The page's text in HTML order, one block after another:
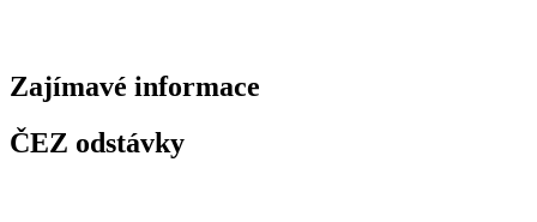
Zajímavé informace
ČEZ odstávky